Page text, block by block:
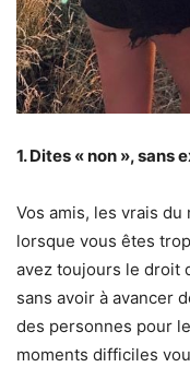
1. Dites « non », sans
Vos amis, les vrais du
lorsque vous êtes
avez toujours le droit
sans avoir à avancer
des personnes pour
moments difficiles